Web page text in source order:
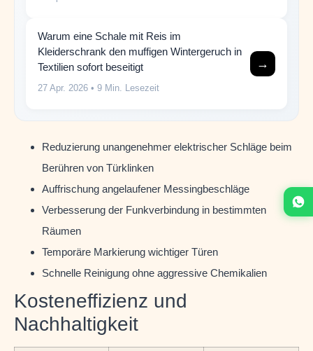
Warum eine Schale mit Reis im
Kleiderschrank den muffigen Wintergeruch in
Textilien sofort beseitigt
27 Apr. 2026 • 9 Min. Lesezeit
→
Reduzierung unangenehmer elektrischer Schläge beim
Berühren von Türklinken
Auffrischung angelaufener Messingbeschläge
Verbesserung der Funkverbindung in bestimmten
Räumen
Temporäre Markierung wichtiger Türen
Schnelle Reinigung ohne aggressive Chemikalien
Kosteneffizienz und
Nachhaltigkeit